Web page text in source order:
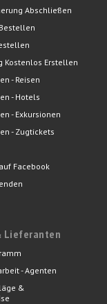
Abschließen
Kostenlos Erstellen
- Reisen
- Hotels
- Exkursionen
- Zugtickets
Facebook
Lieferanten
- Agenten
&